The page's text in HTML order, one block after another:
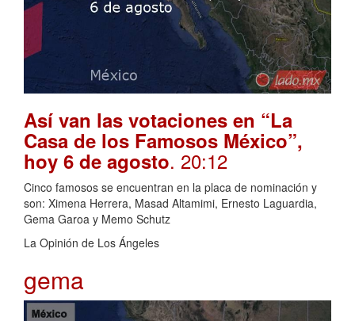
Así van las votaciones en “La
Casa de los Famosos México”,
hoy 6 de agosto. 20:12
Cinco famosos se encuentran en la placa de nominación y
son: Ximena Herrera, Masad Altamimi, Ernesto Laguardia,
Gema Garoa y Memo Schutz
La Opinión de Los Ángeles
gema